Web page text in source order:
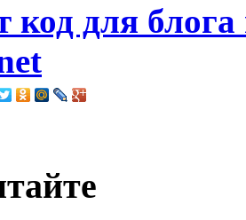
код для